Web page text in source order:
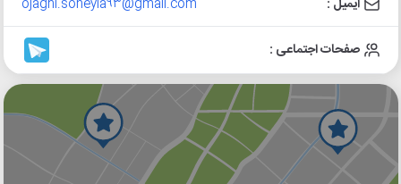
ایمیل : ojaghi.soheyla93@gmail.com
صفحات اجتماعی :